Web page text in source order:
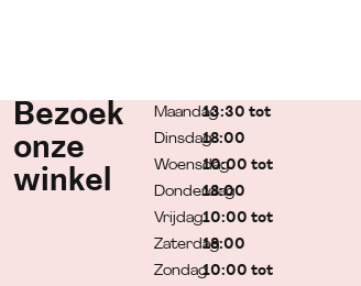
Bezoek
onze
winkel
Maandag
Dinsdag
Woensdag
Donderdag
Vrijdag
Zaterdag
Zondag
13:30 tot
18:00
10:00 tot
18:00
10:00 tot
18:00
10:00 tot